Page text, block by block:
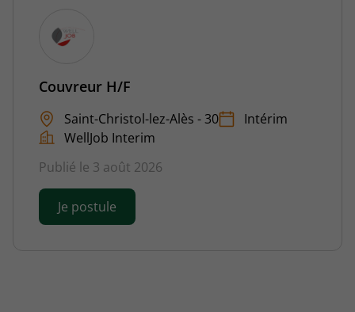
Couvreur H/F
Saint-Christol-lez-Alès - 30
Intérim
WellJob Interim
Publié le 3 août 2026
Je postule